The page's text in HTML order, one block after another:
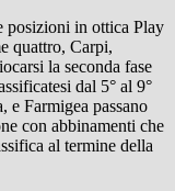
posizioni in ottica Play
quattro, Carpi,
la seconda fase
dal 5° al 9°
e Farmigea passano
con abbinamenti che
al termine della